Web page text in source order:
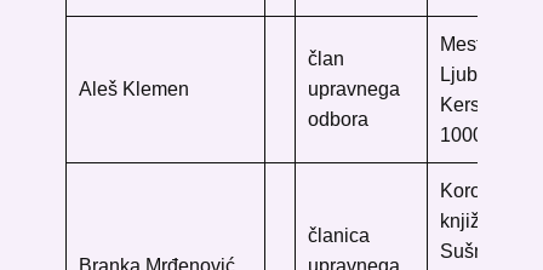
Aleš Klemen
član
upravnega
odbora
Mestna
Ljubljana
Kersnikova
1000
Branka Mrđenović
članica
upravnega
Koroška
knjižnica
Sušnika